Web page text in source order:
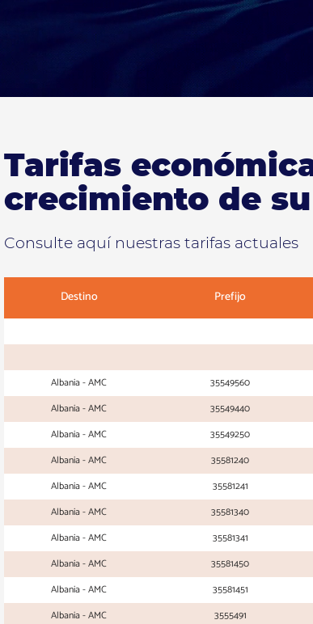
Tarifas
crecimiento de
Consulte aquí nuestras tarifas actuales
Destino Prefijo
Albania - AMC 35549560
Albania - AMC
35549440
Albania - AMC
35549250
Albania - AMC
35581240
Albania - AMC
35581241
Albania - AMC
35581340
Albania - AMC
35581341
Albania - AMC
35581450
Albania - AMC
35581451
Albania - AMC
3555491